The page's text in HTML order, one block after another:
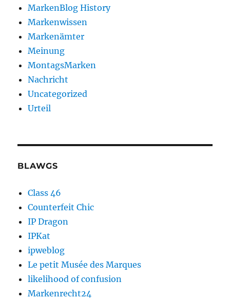
MarkenBlog History
Markenwissen
Markenämter
Meinung
MontagsMarken
Nachricht
Uncategorized
Urteil
BLAWGS
Class 46
Counterfeit Chic
IP Dragon
IPKat
ipweblog
Le petit Musée des Marques
likelihood of confusion
Markenrecht24